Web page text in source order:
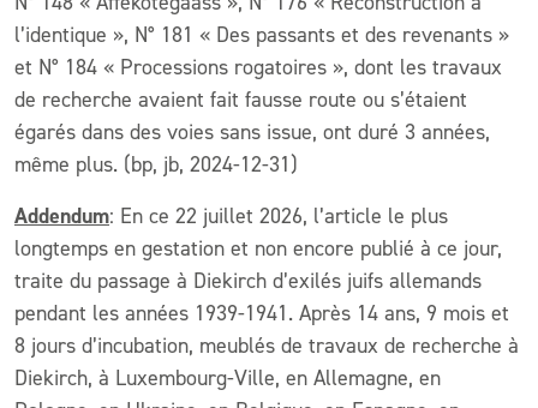
l’identique », N° 181 « Des passants et des revenants »
et N° 184 « Processions rogatoires », dont les travaux
de recherche avaient fait fausse route ou s’étaient
égarés dans des voies sans issue, ont duré 3 années,
même plus. (bp, jb, 2024-12-31)
Addendum: En ce 22 juillet 2026, l’article le plus
longtemps en gestation et non encore publié à ce jour,
traite du passage à Diekirch d’exilés juifs allemands
pendant les années 1939-1941. Après 14 ans, 9 mois et
8 jours d’incubation, meublés de travaux de recherche à
Diekirch, à Luxembourg-Ville, en Allemagne, en